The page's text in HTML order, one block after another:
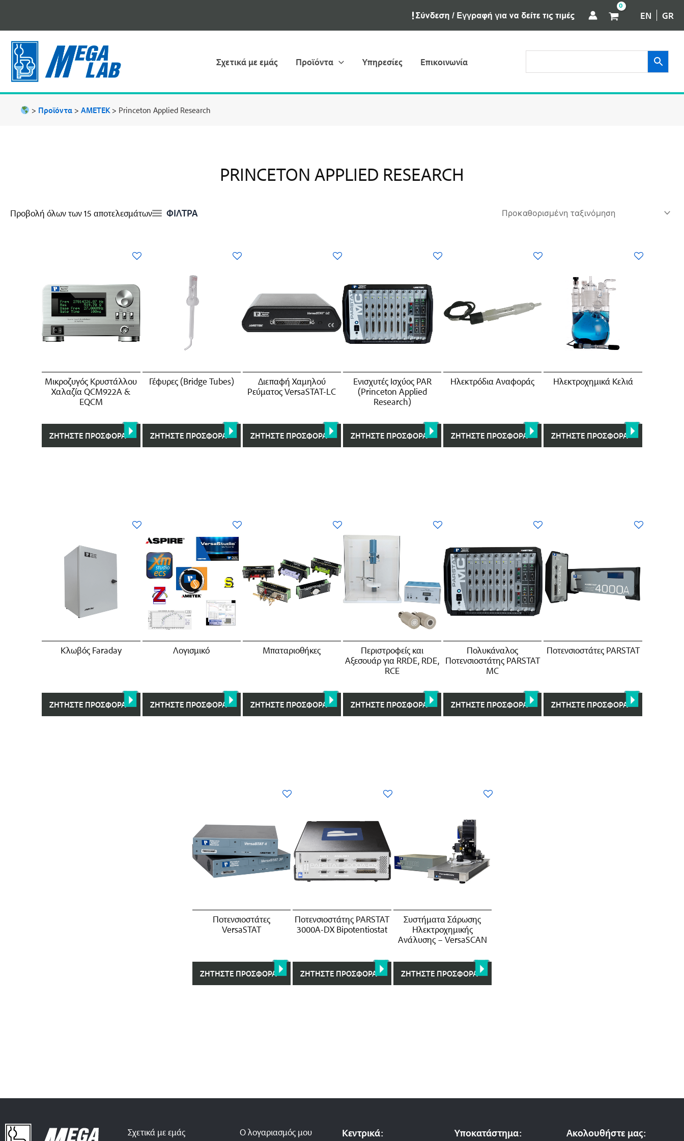
EN GR
Σχετικά με εμάς Προϊόντα Υπηρεσίες Επικοινωνία
> Προϊόντα >AMETEK> Princeton Applied Research
PRINCETON APPLIED RESEARCH
Προβολή όλων των 15 αποτελεσμάτων ΦΙΛΤΡΑ
Mικροζυγός Κρυστάλλου
Χαλαζία QCM922A &
EQCM
ΖΗΤΉΣΤΕ ΠΡΟΣΦΟΡΆ
Γέφυρες (Bridge Tubes)
ΖΗΤΉΣΤΕ ΠΡΟΣΦΟΡΆ
Διεπαφή Χαμηλού
Ρεύματος VersaSTAT-LC
ΖΗΤΉΣΤΕ ΠΡΟΣΦΟΡΆ
Ενισχυτές Iσχύος PAR
(Princeton Applied
Research)
ΖΗΤΉΣΤΕ ΠΡΟΣΦΟΡΆ
Ηλεκτρόδια Αναφοράς
ΖΗΤΉΣΤΕ ΠΡΟΣΦΟΡΆ
Ηλεκτροχημικά Κελιά
ΖΗΤΉΣΤΕ ΠΡΟΣΦΟΡΆ
Κλωβός Faraday
ΖΗΤΉΣΤΕ ΠΡΟΣΦΟΡΆ
Λογισμικό
ΖΗΤΉΣΤΕ ΠΡΟΣΦΟΡΆ
Μπαταριοθήκες
ΖΗΤΉΣΤΕ ΠΡΟΣΦΟΡΆ
Περιστροφείς και
Αξεσουάρ για RRDE, RDE,
RCE
ΖΗΤΉΣΤΕ ΠΡΟΣΦΟΡΆ
Πολυκάναλος
Ποτενσιοστάτης PARSTAT
MC
ΖΗΤΉΣΤΕ ΠΡΟΣΦΟΡΆ
Ποτενσιοστάτες PARSTAT
ΖΗΤΉΣΤΕ ΠΡΟΣΦΟΡΆ
Ποτενσιοστάτες
VersaSTAT
ΖΗΤΉΣΤΕ ΠΡΟΣΦΟΡΆ
Ποτενσιοστάτης PARSTAT
3000A-DX Bipotentiostat
ΖΗΤΉΣΤΕ ΠΡΟΣΦΟΡΆ
Συστήματα Σάρωσης
Ηλεκτροχημικής
Ανάλυσης – VersaSCAN
ΖΗΤΉΣΤΕ ΠΡΟΣΦΟΡΆ
Σχετικά με εμάς Ο λογαριασμός μου Κεντρικά: Υποκατάστημα: Ακολουθήστε μας: